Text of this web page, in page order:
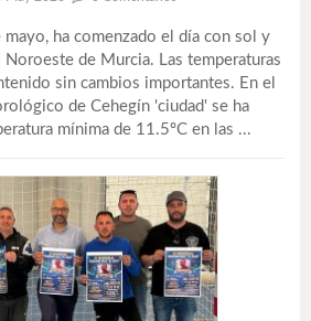
ha comenzado el día con sol y
de Murcia. Las temperaturas
sin cambios importantes. En el
de Cehegín 'ciudad' se ha
mínima de 11.5ºC en las ...